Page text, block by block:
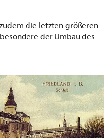
die letzten größeren
der Umbau des